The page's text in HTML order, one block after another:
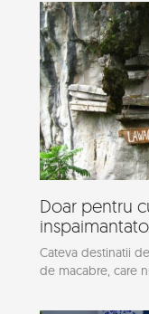
Doar pentru
Cateva destinatii
de macabre, care